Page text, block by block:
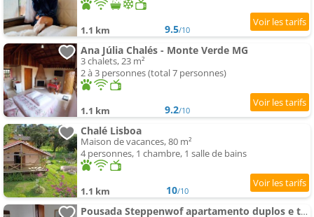
1.1 km 9.5/10
Ana Júlia Chalés - Monte Verde MG
3 chalets, 23 m²
2 à 3 personnes (total 7 personnes)
1.1 km 9.2/10
Chalé Lisboa
Maison de vacances, 80 m²
4 personnes, 1 chambre, 1 salle de bains
1.1 km 10/10
Pousada Steppenwof apartamento duplos e triplos